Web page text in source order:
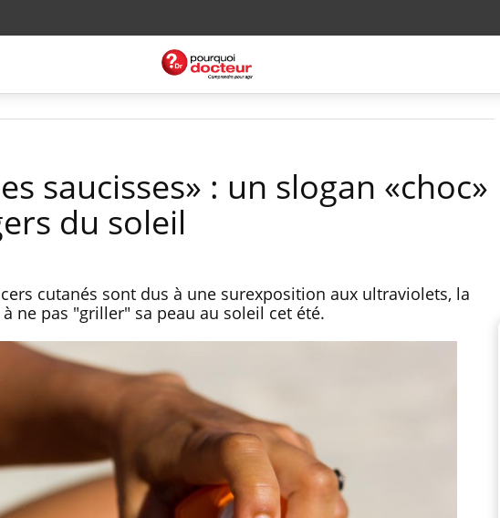
saucisses» : un slogan «choc»
du soleil
cutanés sont dus à une surexposition aux ultraviolets, la
ne pas "griller" sa peau au soleil cet été.
Syndrome métabolique :